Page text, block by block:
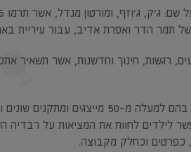
רגשות, חינוך וחדשנות, אשר תשאיר
על פני 3 קומות גדולות בשטח כולל של 4,000 מ"ר, פזורים שמונה מרחבי
לילדים לחוות את המציאות על רבדיה
כפרטים וכחלק מקבוצה.